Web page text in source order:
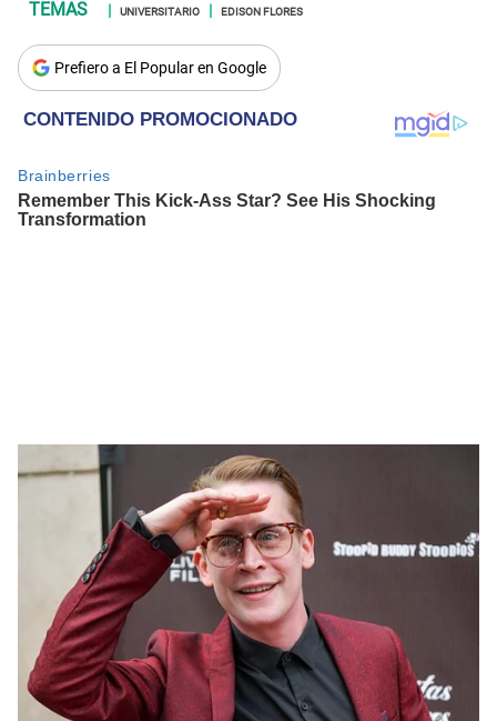
UNIVERSITARIO EDISON FLORES
Prefiero a El Popular en Google